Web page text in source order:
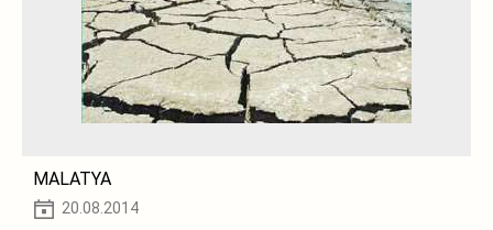
MALATYA
20.08.2014